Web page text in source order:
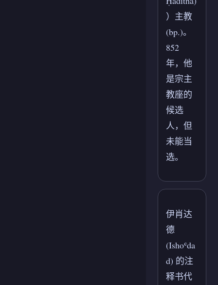
）主教
(bp.)。
852
年，他
是宗主
教座的
候选
人，但
未能当
选。
伊肖达
德
(Ishoʿda
d) 的注
释书代